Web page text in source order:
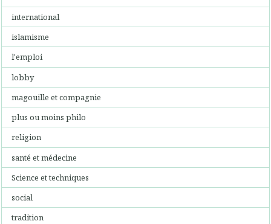
international
islamisme
l'emploi
lobby
magouille et compagnie
plus ou moins philo
religion
santé et médecine
Science et techniques
social
tradition